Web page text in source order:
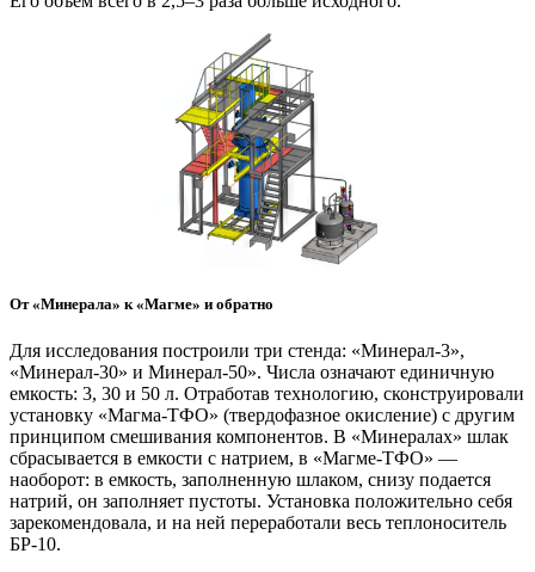
От «Минерала» к «Магме» и обратно
Для исследования построили три стенда: «Минерал‑3»,
«Минерал‑30» и Минерал‑50». Числа означают единичную
емкость: 3, 30 и 50 л. Отработав технологию, сконструировали
установку «Магма-ТФО» (твердофазное окисление) с другим
принципом смешивания компонентов. В «Минералах» шлак
сбрасывается в емкости с натрием, в «Магме-ТФО» — ​
наоборот: в емкость, заполненную шлаком, снизу подается
натрий, он заполняет пустоты. Установка положительно себя
зарекомендовала, и на ней переработали весь теплоноситель
БР‑10.